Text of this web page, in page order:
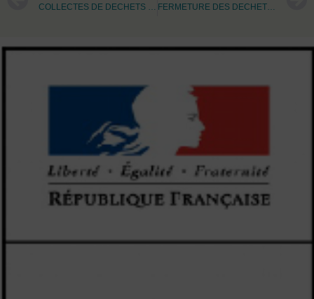
COLLECTES DE DECHETS SUSPENDUES POUR CAUSE DE NEIGE FERMETURE DES DECHETTERIES